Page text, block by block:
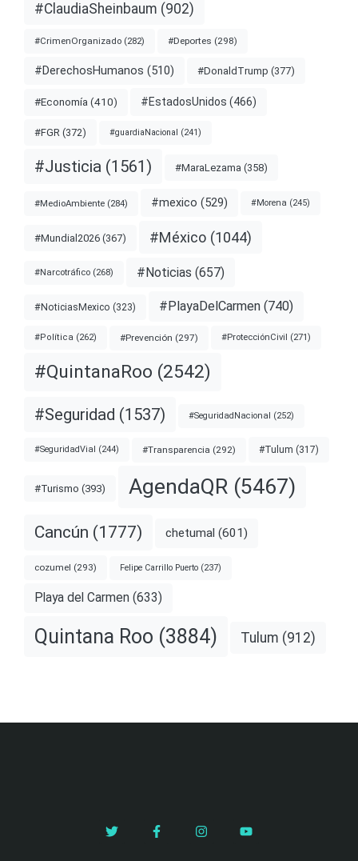
#ClaudiaSheinbaum (902)
#CrimenOrganizado (282) #Deportes (298)
#DerechosHumanos (510) #DonaldTrump (377)
#Economía (410) #EstadosUnidos (466)
#FGR (372) #guardiaNacional (241)
#Justicia (1561) #MaraLezama (358)
#MedioAmbiente (284) #mexico (529) #Morena (245)
#Mundial2026 (367) #México (1044)
#Narcotráfico (268) #Noticias (657)
#NoticiasMexico (323) #PlayaDelCarmen (740)
#Política (262) #Prevención (297) #ProtecciónCivil (271)
#QuintanaRoo (2542)
#Seguridad (1537) #SeguridadNacional (252)
#SeguridadVial (244) #Transparencia (292) #Tulum (317)
#Turismo (393) AgendaQR (5467)
Cancún (1777) chetumal (601)
cozumel (293) Felipe Carrillo Puerto (237)
Playa del Carmen (633)
Quintana Roo (3884) Tulum (912)